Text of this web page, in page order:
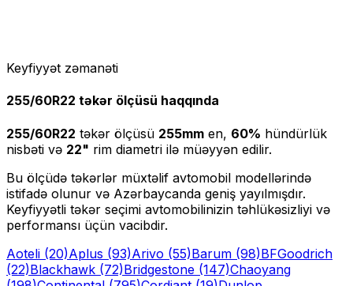
Keyfiyyət zəmanəti
255/60R22 təkər ölçüsü haqqında
255/60R22 təkər ölçüsü 255mm en, 60% hündürlük
nisbəti və 22" rim diametri ilə müəyyən edilir.
Bu ölçüdə təkərlər müxtəlif avtomobil modellərində
istifadə olunur və Azərbaycanda geniş yayılmışdır.
Keyfiyyətli təkər seçimi avtomobilinizin təhlükəsizliyi və
performansı üçün vacibdir.
Aoteli (20)Aplus (93)Arivo (55)Barum (98)BFGoodrich
(22)Blackhawk (72)Bridgestone (147)Chaoyang